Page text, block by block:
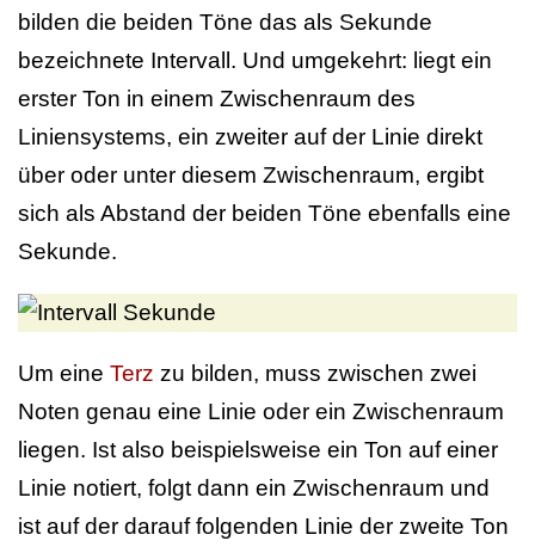
bilden die beiden Töne das als Sekunde
bezeichnete Intervall. Und umgekehrt: liegt ein
erster Ton in einem Zwischenraum des
Liniensystems, ein zweiter auf der Linie direkt
über oder unter diesem Zwischenraum, ergibt
sich als Abstand der beiden Töne ebenfalls eine
Sekunde.
Um eine Terz zu bilden, muss zwischen zwei
Noten genau eine Linie oder ein Zwischenraum
liegen. Ist also beispielsweise ein Ton auf einer
Linie notiert, folgt dann ein Zwischenraum und
ist auf der darauf folgenden Linie der zweite Ton